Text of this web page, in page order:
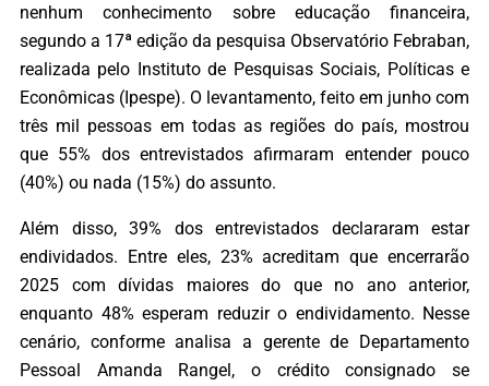
nenhum conhecimento sobre educação financeira,
segundo a 17ª edição da pesquisa Observatório Febraban,
realizada pelo Instituto de Pesquisas Sociais, Políticas e
Econômicas (Ipespe). O levantamento, feito em junho com
três mil pessoas em todas as regiões do país, mostrou
que 55% dos entrevistados afirmaram entender pouco
(40%) ou nada (15%) do assunto.
Além disso, 39% dos entrevistados declararam estar
endividados. Entre eles, 23% acreditam que encerrarão
2025 com dívidas maiores do que no ano anterior,
enquanto 48% esperam reduzir o endividamento. Nesse
cenário, conforme analisa a gerente de Departamento
Pessoal Amanda Rangel, o crédito consignado se